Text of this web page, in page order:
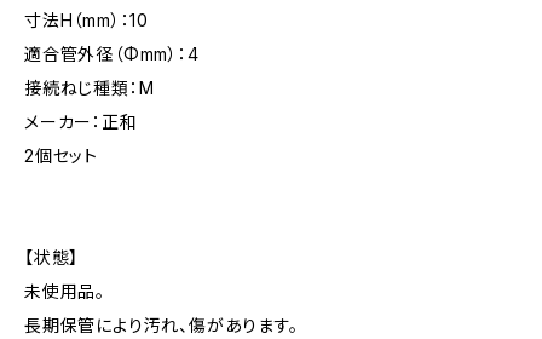
寸法H（mm）：10
適合管外径（Φmm）：4
接続ねじ種類：M
メーカー：正和
2個セット
【状態】
未使用品。
長期保管により汚れ、傷があります。